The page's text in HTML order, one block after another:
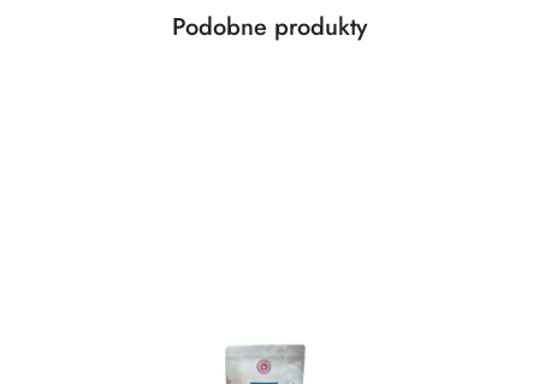
Pomiń karuzelę produktów
Produkty
Podobne produkty